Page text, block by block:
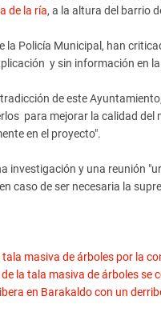
de la ría, a la altura del barrio
Policía Municipal, han
y sin información en
de este
para mejorar la calidad
en el proyecto".
y una reunión
caso de ser necesaria la
masiva de árboles por la
la tala masiva de árboles se
en Barakaldo con un